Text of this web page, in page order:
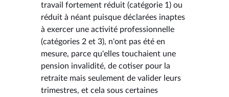
travail fortement réduit (catégorie 1) ou
réduit à néant puisque déclarées inaptes
à exercer une activité professionnelle
(catégories 2 et 3), n'ont pas été en
mesure, parce qu'elles touchaient une
pension invalidité, de cotiser pour la
retraite mais seulement de valider leurs
trimestres, et cela sous certaines